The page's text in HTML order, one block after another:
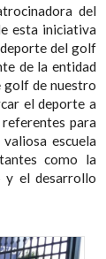
del
esta iniciativa
del golf
de la entidad
golf de nuestro
el deporte a
para
escuela
como la
y el desarrollo